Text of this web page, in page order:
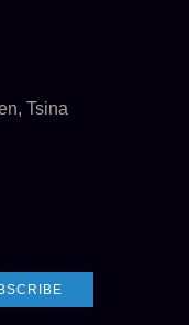
Tsina